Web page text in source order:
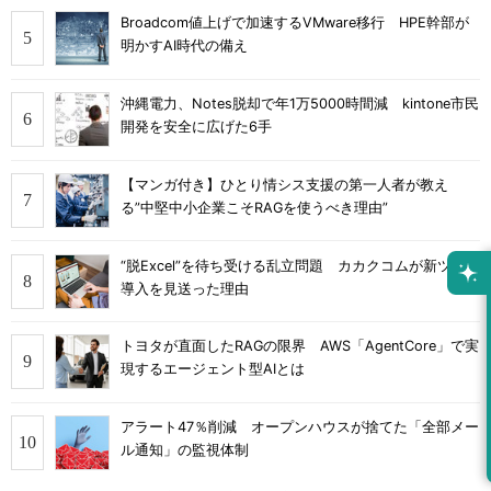
Broadcom値上げで加速するVMware移行 HPE幹部が
明かすAI時代の備え
沖縄電力、Notes脱却で年1万5000時間減 kintone市民
開発を安全に広げた6手
【マンガ付き】ひとり情シス支援の第一人者が教え
る”中堅中小企業こそRAGを使うべき理由”
“脱Excel”を待ち受ける乱立問題 カカクコムが新ツール
導入を見送った理由
トヨタが直面したRAGの限界 AWS「AgentCore」で実
現するエージェント型AIとは
アラート47％削減 オープンハウスが捨てた「全部メー
ル通知」の監視体制